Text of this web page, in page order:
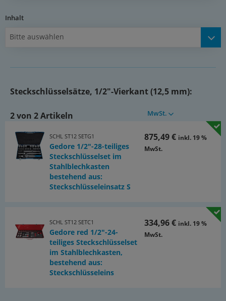
Inhalt
Bitte auswählen
Steckschlüsselsätze, 1/2"-Vierkant (12,5 mm):
2 von 2 Artikeln MwSt.
SCHL ST12 SETG1
Gedore 1/2"-28-teiliges
Steckschlüsselset im
Stahlblechkasten
bestehend aus:
Steckschlüsseleinsatz S
875,49 € inkl. 19 %
MwSt.
SCHL ST12 SETC1
Gedore red 1/2"-24-
teiliges Steckschlüsselset
im Stahlblechkasten,
bestehend aus:
Steckschlüsseleins
334,96 € inkl. 19 %
MwSt.